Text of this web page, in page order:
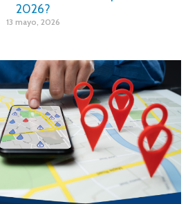
2026?
13 mayo, 2026